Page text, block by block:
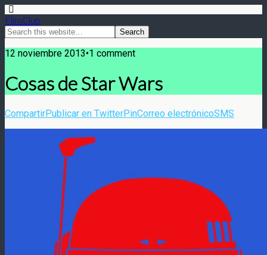
FilmClub
12 noviembre 2013•1 comment
Cosas de Star Wars
CompartirPublicar en TwitterPinCorreo electrónicoSMS